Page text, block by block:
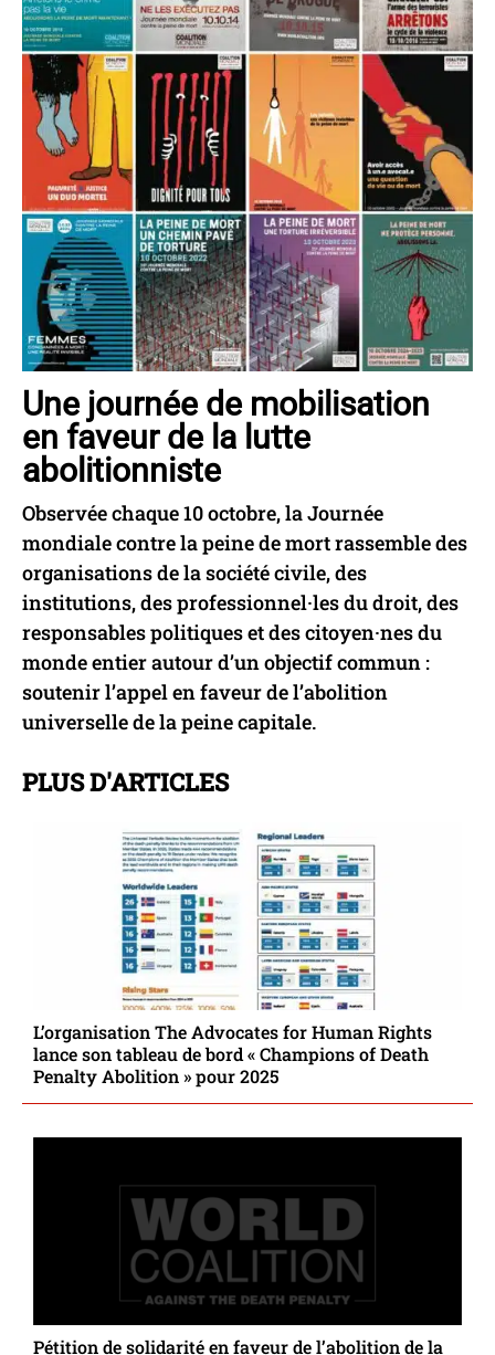
Une journée de mobilisation
en faveur de la lutte
abolitionniste
Observée chaque 10 octobre, la Journée
mondiale contre la peine de mort rassemble des
organisations de la société civile, des
institutions, des professionnel·les du droit, des
responsables politiques et des citoyen·nes du
monde entier autour d’un objectif commun :
soutenir l’appel en faveur de l’abolition
universelle de la peine capitale.
PLUS D'ARTICLES
L’organisation The Advocates for Human Rights
lance son tableau de bord « Champions of Death
Penalty Abolition » pour 2025
Pétition de solidarité en faveur de l’abolition de la